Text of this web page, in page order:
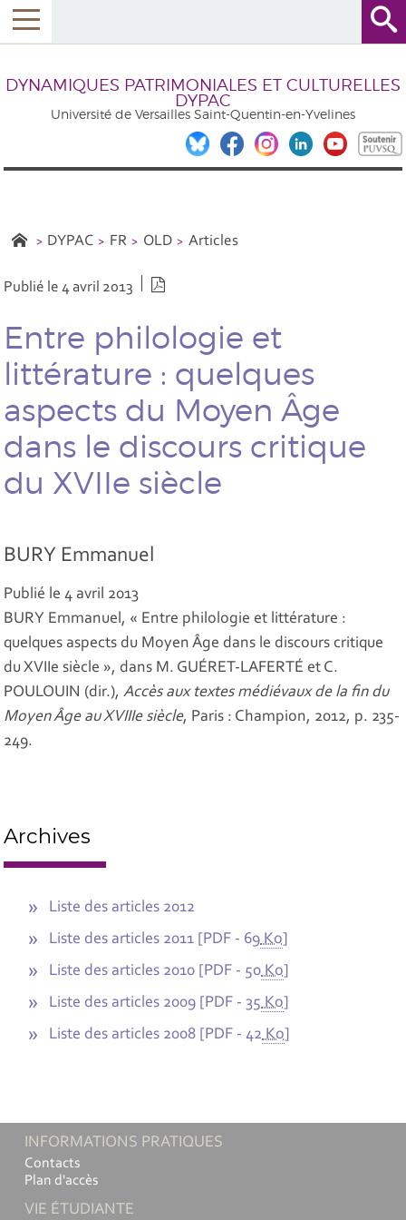
DYNAMIQUES PATRIMONIALES ET CULTURELLES
DYPAC
Université de Versailles Saint-Quentin-en-Yvelines
DYPAC FR OLD Articles
Publié le 4 avril 2013
Entre philologie et
littérature : quelques
aspects du Moyen Âge
dans le discours critique
du XVIIe siècle
BURY Emmanuel
Publié le 4 avril 2013
BURY Emmanuel, « Entre philologie et littérature :
quelques aspects du Moyen Âge dans le discours critique
du XVIIe siècle », dans M. GUÉRET-LAFERTÉ et C.
POULOUIN (dir.),Accès aux textes médiévaux de la fin du
Moyen Âge au XVIIIe siècle, Paris : Champion, 2012, p. 235-
249.
Archives
Liste des articles 2012
Liste des articles 2011 [PDF - 69Ko]
Liste des articles 2010 [PDF - 50Ko]
Liste des articles 2009 [PDF - 35Ko]
Liste des articles 2008 [PDF - 42Ko]
INFORMATIONS PRATIQUES
Contacts
Plan d'accès
VIE ÉTUDIANTE